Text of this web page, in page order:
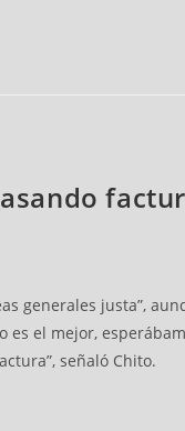
generales justa”,
es el mejor,
señaló Chito.